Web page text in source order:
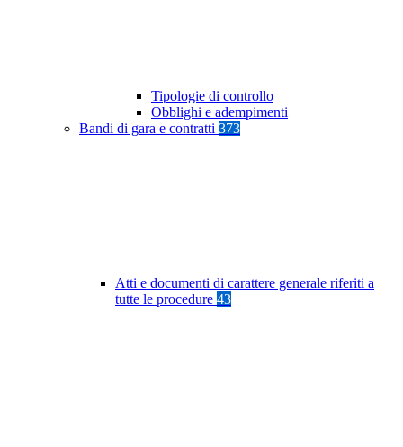
Tipologie di controllo
Obblighi e adempimenti
Bandi di gara e contratti 373
Atti e documenti di carattere generale riferiti a
tutte le procedure 43